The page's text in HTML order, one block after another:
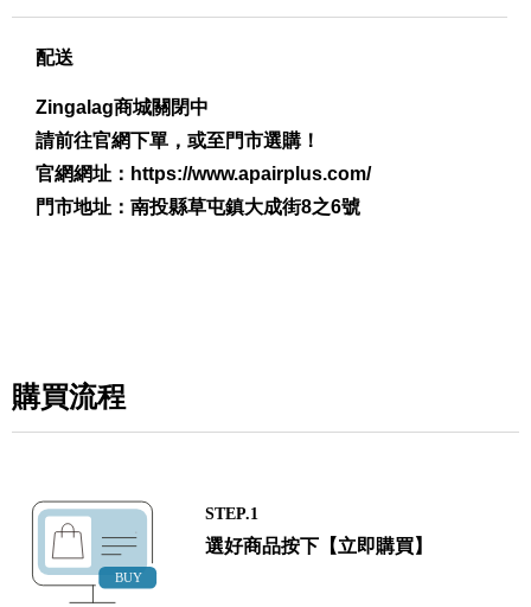
配送
Zingalag商城關閉中
請前往官網下單，或至門市選購！
官網網址： https://www.apairplus.com/
門市地址：南投縣草屯鎮大成街8之6號
購買流程
STEP.1
選好商品按下【立即購買】